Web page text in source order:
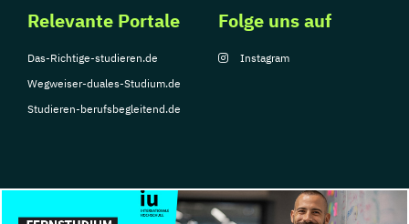
Relevante Portale
Das-Richtige-studieren.de
Wegweiser-duales-Studium.de
Studieren-berufsbegleitend.de
Folge uns auf
Instagram